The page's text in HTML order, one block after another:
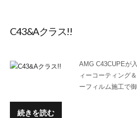
C43&Aクラス!!
AMG C43CUPEが
ィーコーティング
ーフィルム施工で
続きを読む